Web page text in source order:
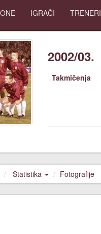
IGRAČI TRENERI
2002/03.
Takmičenja
Statistika Fotografije